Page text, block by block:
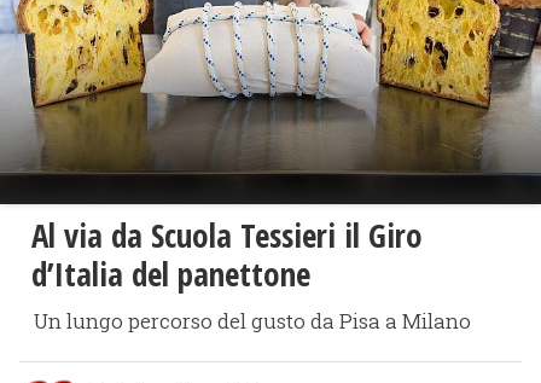
Al via da Scuola Tessieri il Giro
d’Italia del panettone
Un lungo percorso del gusto da Pisa a Milano